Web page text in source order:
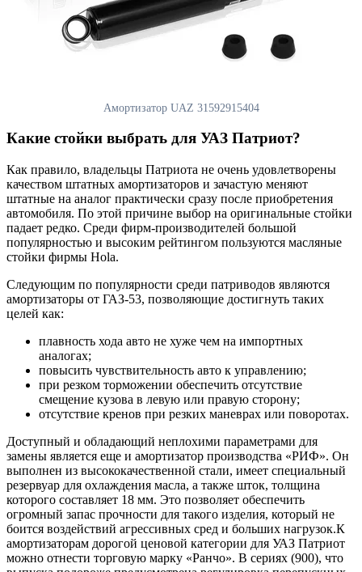
Амортизатор UAZ 31592915404
Какие стойки выбрать для УАЗ Патриот?
Как правило, владельцы Патриота не очень удовлетворены
качеством штатных амортизаторов и зачастую меняют
штатные на аналог практически сразу после приобретения
автомобиля. По этой причине выбор на оригинальные стойки
падает редко. Среди фирм-производителей большой
популярностью и высоким рейтингом пользуются масляные
стойки фирмы Hola.
Следующим по популярности среди патриводов являются
амортизаторы от ГАЗ-53, позволяющие достигнуть таких
целей как:
плавность хода авто не хуже чем на импортных
аналогах;
повысить чувствительность авто к управлению;
при резком торможении обеспечить отсутствие
смещение кузова в левую или правую сторону;
отсутствие кренов при резких маневрах или поворотах.
Доступный и обладающий неплохими параметрами для
замены является еще и амортизатор производства «РИФ». Он
выполнен из высококачественной стали, имеет специальный
резервуар для охлаждения масла, а также шток, толщина
которого составляет 18 мм. Это позволяет обеспечить
огромный запас прочности для такого изделия, который не
боится воздействий агрессивных сред и больших нагрузок.К
амортизаторам дорогой ценовой категории для УАЗ Патриот
можно отнести торговую марку «Ранчо». В сериях (900), что